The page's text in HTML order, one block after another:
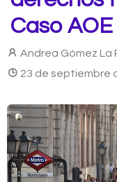
Caso AOE
Andrea Gómez La
23 de septiembre